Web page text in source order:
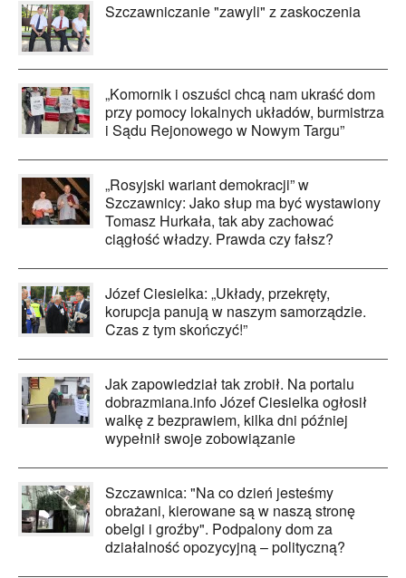
Szczawniczanie "zawyli" z zaskoczenia
„Komornik i oszuści chcą nam ukraść dom
przy pomocy lokalnych układów, burmistrza
i Sądu Rejonowego w Nowym Targu”
„Rosyjski wariant demokracji” w
Szczawnicy: Jako słup ma być wystawiony
Tomasz Hurkała, tak aby zachować
ciągłość władzy. Prawda czy fałsz?
Józef Ciesielka: „Układy, przekręty,
korupcja panują w naszym samorządzie.
Czas z tym skończyć!”
Jak zapowiedział tak zrobił. Na portalu
dobrazmiana.info Józef Ciesielka ogłosił
walkę z bezprawiem, kilka dni później
wypełnił swoje zobowiązanie
Szczawnica: "Na co dzień jesteśmy
obrażani, kierowane są w naszą stronę
obelgi i groźby". Podpalony dom za
działalność opozycyjną – polityczną?